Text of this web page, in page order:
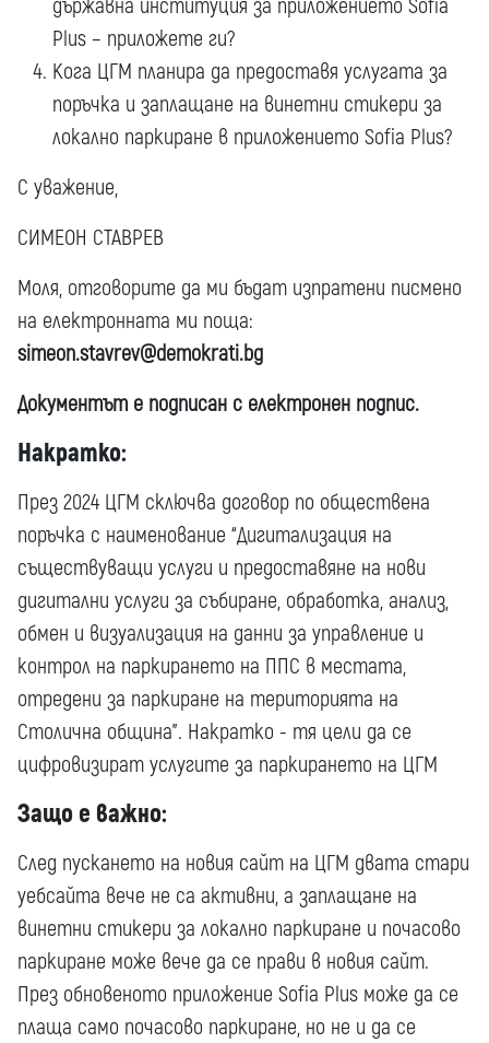
държавна институция за приложението Sofia
Plus – приложете ги?
Кога ЦГМ планира да предоставя услугата за
поръчка и заплащане на винетни стикери за
локално паркиране в приложението Sofia Plus?
С уважение,
СИМЕОН СТАВРЕВ
Моля, отговорите да ми бъдат изпратени писмено
на електронната ми поща:
simeon.stavrev@demokrati.bg
Документът е подписан с електронен подпис.
Накратко:
През 2024 ЦГМ сключва договор по обществена
поръчка с наименование “Дигитализация на
съществуващи услуги и предоставяне на нови
дигитални услуги за събиране, обработка, анализ,
обмен и визуализация на данни за управление и
контрол на паркирането на ППС в местата,
отредени за паркиране на територията на
Столична община”. Накратко - тя цели да се
цифровизират услугите за паркирането на ЦГМ
Защо е важно:
След пускането на новия сайт на ЦГМ двата стари
уебсайта вече не са активни, а заплащане на
винетни стикери за локално паркиране и почасово
паркиране може вече да се прави в новия сайт.
През обновеното приложение Sofia Plus може да се
плаща само почасово паркиране, но не и да се